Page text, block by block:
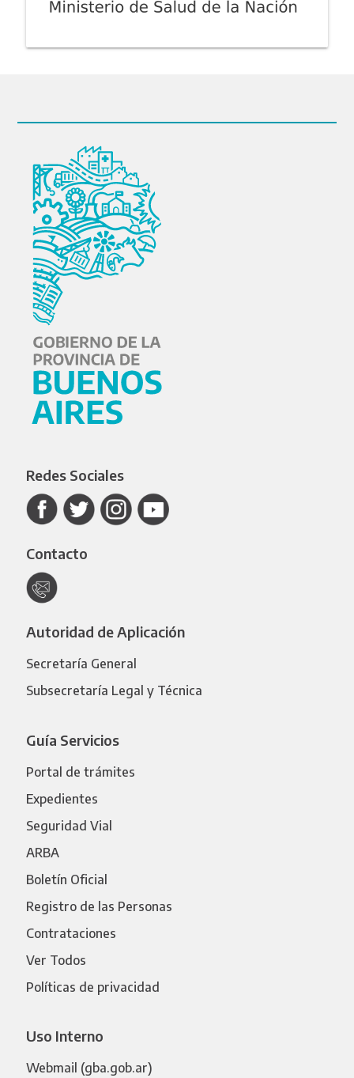
Redes Sociales
Contacto
Autoridad de Aplicación
Secretaría General
Subsecretaría Legal y Técnica
Guía Servicios
Portal de trámites
Expedientes
Seguridad Vial
ARBA
Boletín Oficial
Registro de las Personas
Contrataciones
Ver Todos
Políticas de privacidad
Uso Interno
Webmail (gba.gob.ar)